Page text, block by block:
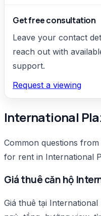
Get free consultation
Leave your contact
reach out with
support.
Request a viewing
International
Common questions
for rent in International
Giá thuê căn hộ
Giá thuê tại